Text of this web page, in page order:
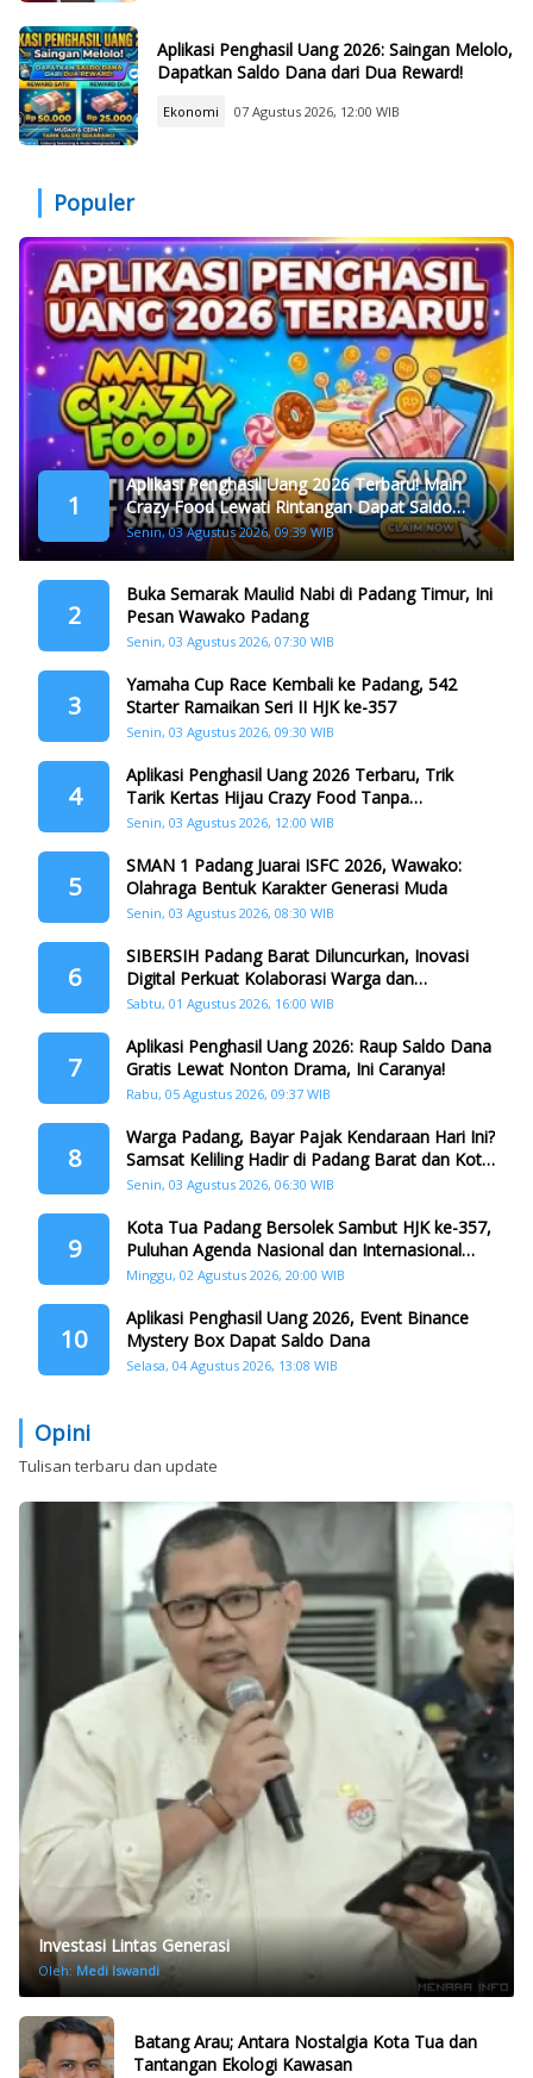
Aplikasi Penghasil Uang 2026: Saingan Melolo,
Dapatkan Saldo Dana dari Dua Reward!
Ekonomi 07 Agustus 2026, 12:00 WIB
Populer
1
Aplikasi Penghasil Uang 2026 Terbaru! Main
Crazy Food Lewati Rintangan Dapat Saldo
Dana
Senin, 03 Agustus 2026, 09:39 WIB
2
Buka Semarak Maulid Nabi di Padang Timur, Ini
Pesan Wawako Padang
Senin, 03 Agustus 2026, 07:30 WIB
3
Yamaha Cup Race Kembali ke Padang, 542
Starter Ramaikan Seri II HJK ke-357
Senin, 03 Agustus 2026, 09:30 WIB
4
Aplikasi Penghasil Uang 2026 Terbaru, Trik
Tarik Kertas Hijau Crazy Food Tanpa
Penggandaan
Senin, 03 Agustus 2026, 12:00 WIB
5
SMAN 1 Padang Juarai ISFC 2026, Wawako:
Olahraga Bentuk Karakter Generasi Muda
Senin, 03 Agustus 2026, 08:30 WIB
6
SIBERSIH Padang Barat Diluncurkan, Inovasi
Digital Perkuat Kolaborasi Warga dan
Pemerintah Atasi Persampahan
Sabtu, 01 Agustus 2026, 16:00 WIB
7
Aplikasi Penghasil Uang 2026: Raup Saldo Dana
Gratis Lewat Nonton Drama, Ini Caranya!
Rabu, 05 Agustus 2026, 09:37 WIB
8
Warga Padang, Bayar Pajak Kendaraan Hari Ini?
Samsat Keliling Hadir di Padang Barat dan Koto
Tangah
Senin, 03 Agustus 2026, 06:30 WIB
9
Kota Tua Padang Bersolek Sambut HJK ke-357,
Puluhan Agenda Nasional dan Internasional
Siap Digelar
Minggu, 02 Agustus 2026, 20:00 WIB
10
Aplikasi Penghasil Uang 2026, Event Binance
Mystery Box Dapat Saldo Dana
Selasa, 04 Agustus 2026, 13:08 WIB
Opini
Tulisan terbaru dan update
Investasi Lintas Generasi
Oleh: Medi Iswandi
Batang Arau; Antara Nostalgia Kota Tua dan
Tantangan Ekologi Kawasan